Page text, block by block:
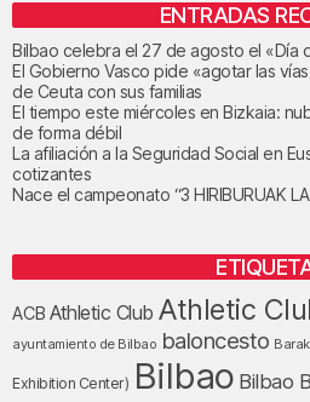
ENTRADAS
Bilbao celebra el 27 de agosto el «Día
El Gobierno Vasco pide «agotar las
de Ceuta con sus familias
El tiempo este miércoles en Bizkaia:
de forma débil
La afiliación a la Seguridad Social en
cotizantes
Nace el campeonato “3 HIRIBURUAK
ACB Athletic Club Athletic
ayuntamiento de Bilbao baloncesto
Exhibition Center) Bilbao Bilbao